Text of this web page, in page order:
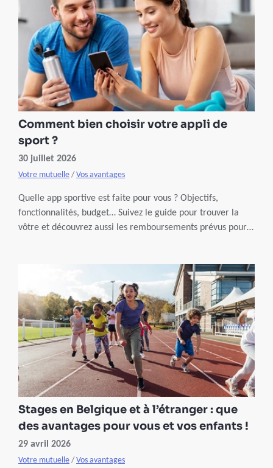
Comment bien choisir votre appli de
sport ?
30 juillet 2026
Votre mutuelle / Vos avantages
Quelle app sportive est faite pour vous ? Objectifs,
fonctionnalités, budget… Suivez le guide pour trouver la
vôtre et découvrez aussi les remboursements prévus pour
Stages en Belgique et à l’étranger : que
des avantages pour vous et vos enfants !
29 avril 2026
Votre mutuelle / Vos avantages